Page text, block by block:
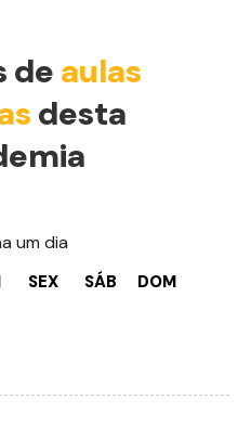
de aulas
desta
um dia
SEX SÁB DOM